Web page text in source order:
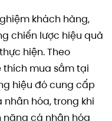
khách hàng,
chiến lược hiệu quả
hiện. Theo
thích mua sắm tại
hiệu đó cung cấp
hóa, trong khi
năng cá nhân hóa